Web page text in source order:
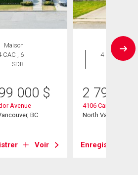
Maison
CAC , 6
SDB
000 $
Avenue
BC
Voir
Maison
4 CAC , 3
2 790 000
4106 Canterbury
North Vancouver, BC
Enregistrer